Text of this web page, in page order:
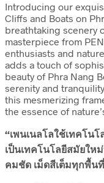
Introducing our
Cliffs and Boats on
breathtaking scenery
masterpiece from
enthusiasts and
adds a touch of
beauty of Phra Nang
serenity and
this mesmerizing
the essence of
“เพนเนลโลใช้เทคโน
เป็นเทคโนโลยีสมัยให
คมชัด เม็ดสีเต็มทุกพื้น